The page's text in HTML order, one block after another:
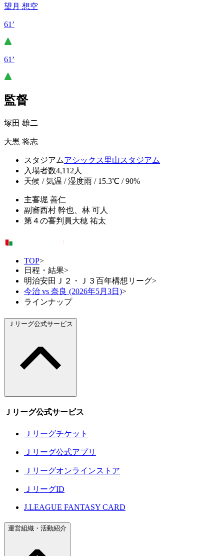
望月 想空
61’
61’
監督
塚田 雄二
大黒 将志
スタジアムアシックス里山スタジアム
入場者数4,112人
天候 / 気温 / 湿度雨 / 15.3℃ / 90%
主審堀 善仁
副審西村 幹也、林 可人
第４の審判員大穂 祐太
TOP>
日程・結果>
明治安田Ｊ２・Ｊ３百年構想リーグ>
今治 vs 奈良 (2026年5月3日)>
ラインナップ
Ｊリーグ公式サービス
Ｊリーグ公式サービス
Ｊリーグチケット
Ｊリーグ公式アプリ
Ｊリーグオンラインストア
ＪリーグID
J.LEAGUE FANTASY CARD
運営組織・活動紹介